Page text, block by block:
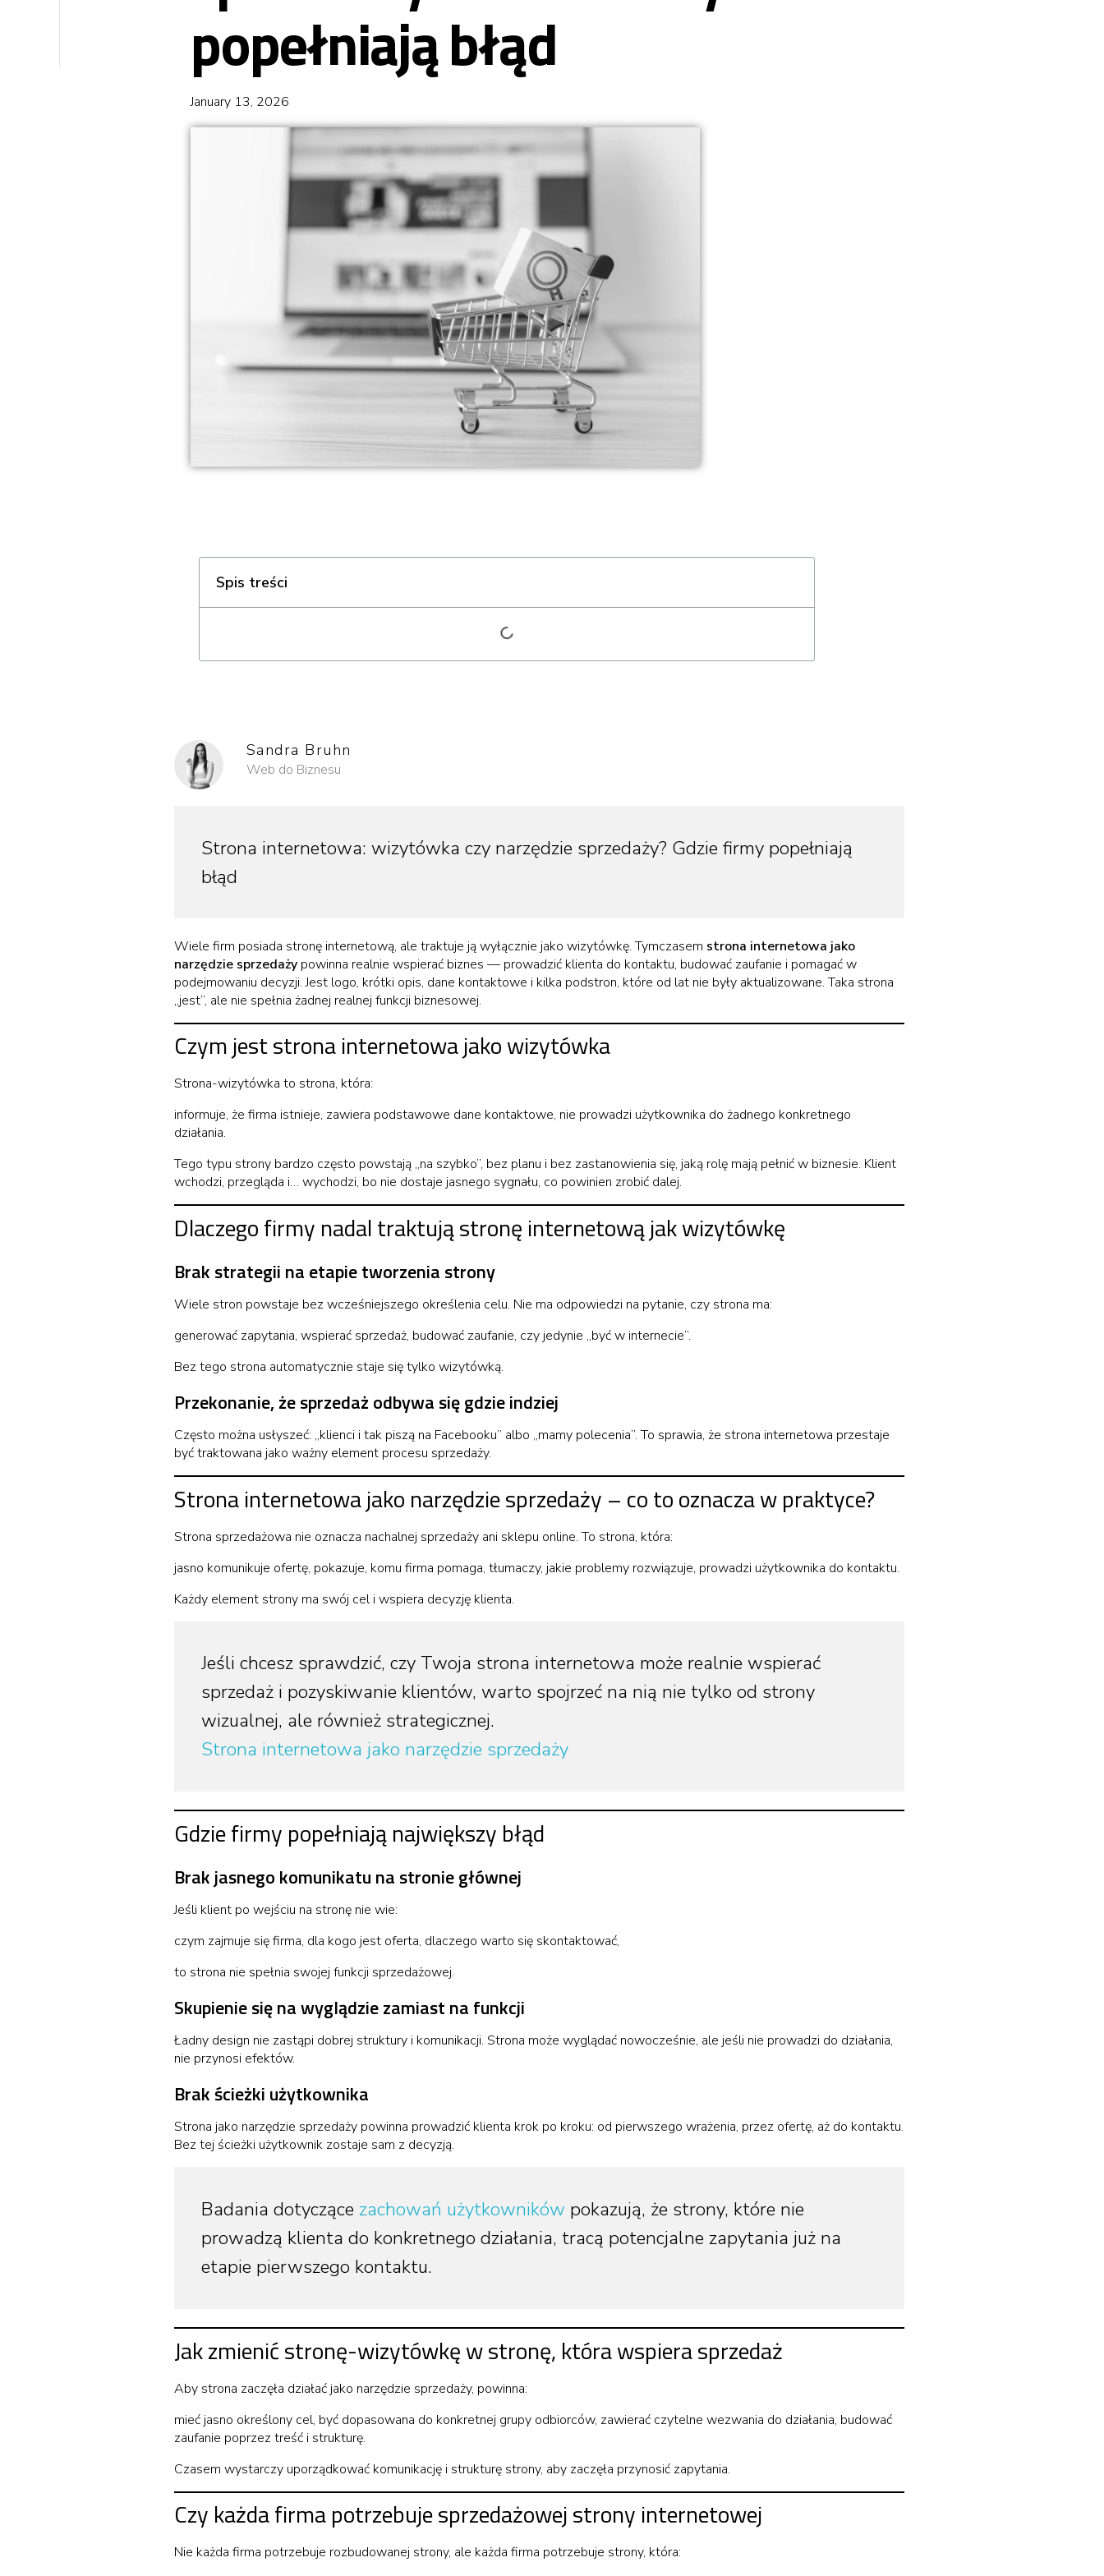
popełniają błąd
January 13, 2026
Spis treści
Sandra Bruhn
Web do Biznesu
Strona internetowa: wizytówka czy narzędzie sprzedaży? Gdzie firmy popełniają
błąd
Wiele firm posiada stronę internetową, ale traktuje ją wyłącznie jako wizytówkę. Tymczasem strona internetowa jako
narzędzie sprzedażypowinna realnie wspierać biznes — prowadzić klienta do kontaktu, budować zaufanie i pomagać w
podejmowaniu decyzji. Jest logo, krótki opis, dane kontaktowe i kilka podstron, które od lat nie były aktualizowane. Taka strona
„jest”, ale nie spełnia żadnej realnej funkcji biznesowej.
Czym jest strona internetowa jako wizytówka
Strona-wizytówka to strona, która:
informuje, że firma istnieje, zawiera podstawowe dane kontaktowe, nie prowadzi użytkownika do żadnego konkretnego
działania.
Tego typu strony bardzo często powstają „na szybko”, bez planu i bez zastanowienia się, jaką rolę mają pełnić w biznesie. Klient
wchodzi, przegląda i… wychodzi, bo nie dostaje jasnego sygnału, co powinien zrobić dalej.
Dlaczego firmy nadal traktują stronę internetową jak wizytówkę
Brak strategii na etapie tworzenia strony
Wiele stron powstaje bez wcześniejszego określenia celu. Nie ma odpowiedzi na pytanie, czy strona ma:
generować zapytania, wspierać sprzedaż, budować zaufanie, czy jedynie „być w internecie”.
Bez tego strona automatycznie staje się tylko wizytówką.
Przekonanie, że sprzedaż odbywa się gdzie indziej
Często można usłyszeć: „klienci i tak piszą na Facebooku” albo „mamy polecenia”. To sprawia, że strona internetowa przestaje
być traktowana jako ważny element procesu sprzedaży.
Strona internetowa jako narzędzie sprzedaży – co to oznacza w praktyce?
Strona sprzedażowa nie oznacza nachalnej sprzedaży ani sklepu online. To strona, która:
jasno komunikuje ofertę, pokazuje, komu firma pomaga, tłumaczy, jakie problemy rozwiązuje, prowadzi użytkownika do kontaktu.
Każdy element strony ma swój cel i wspiera decyzję klienta.
Jeśli chcesz sprawdzić, czy Twoja strona internetowa może realnie wspierać
sprzedaż i pozyskiwanie klientów, warto spojrzeć na nią nie tylko od strony
wizualnej, ale również strategicznej.
Strona internetowa jako narzędzie sprzedaży
Gdzie firmy popełniają największy błąd
Brak jasnego komunikatu na stronie głównej
Jeśli klient po wejściu na stronę nie wie:
czym zajmuje się firma, dla kogo jest oferta, dlaczego warto się skontaktować,
to strona nie spełnia swojej funkcji sprzedażowej.
Skupienie się na wyglądzie zamiast na funkcji
Ładny design nie zastąpi dobrej struktury i komunikacji. Strona może wyglądać nowocześnie, ale jeśli nie prowadzi do działania,
nie przynosi efektów.
Brak ścieżki użytkownika
Strona jako narzędzie sprzedaży powinna prowadzić klienta krok po kroku: od pierwszego wrażenia, przez ofertę, aż do kontaktu.
Bez tej ścieżki użytkownik zostaje sam z decyzją.
Badania dotyczące zachowań użytkowników pokazują, że strony, które nie
prowadzą klienta do konkretnego działania, tracą potencjalne zapytania już na
etapie pierwszego kontaktu.
Jak zmienić stronę-wizytówkę w stronę, która wspiera sprzedaż
Aby strona zaczęła działać jako narzędzie sprzedaży, powinna:
mieć jasno określony cel, być dopasowana do konkretnej grupy odbiorców, zawierać czytelne wezwania do działania, budować
zaufanie poprzez treść i strukturę.
Czasem wystarczy uporządkować komunikację i strukturę strony, aby zaczęła przynosić zapytania.
Czy każda firma potrzebuje sprzedażowej strony internetowej
Nie każda firma potrzebuje rozbudowanej strony, ale każda firma potrzebuje strony, która: